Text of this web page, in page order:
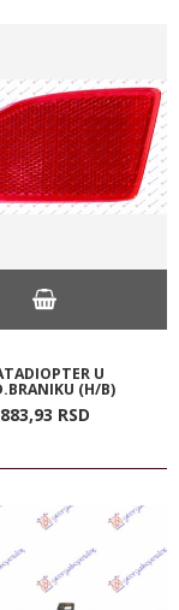
U
(H/B)
883,93 RSD